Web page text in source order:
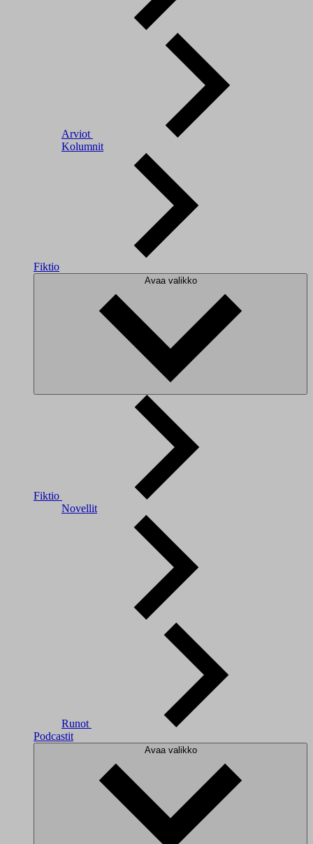
Arviot
Kolumnit
Fiktio
Avaa valikko
Fiktio
Novellit
Runot
Podcastit
Avaa valikko